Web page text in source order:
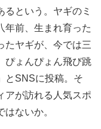
るという。ヤギのミ
年前、生まれ育った
たヤギが、今では三
ぴょんぴょん飛び跳
とSNSに投稿。そ
アが訪れる人気スポ
ないか。